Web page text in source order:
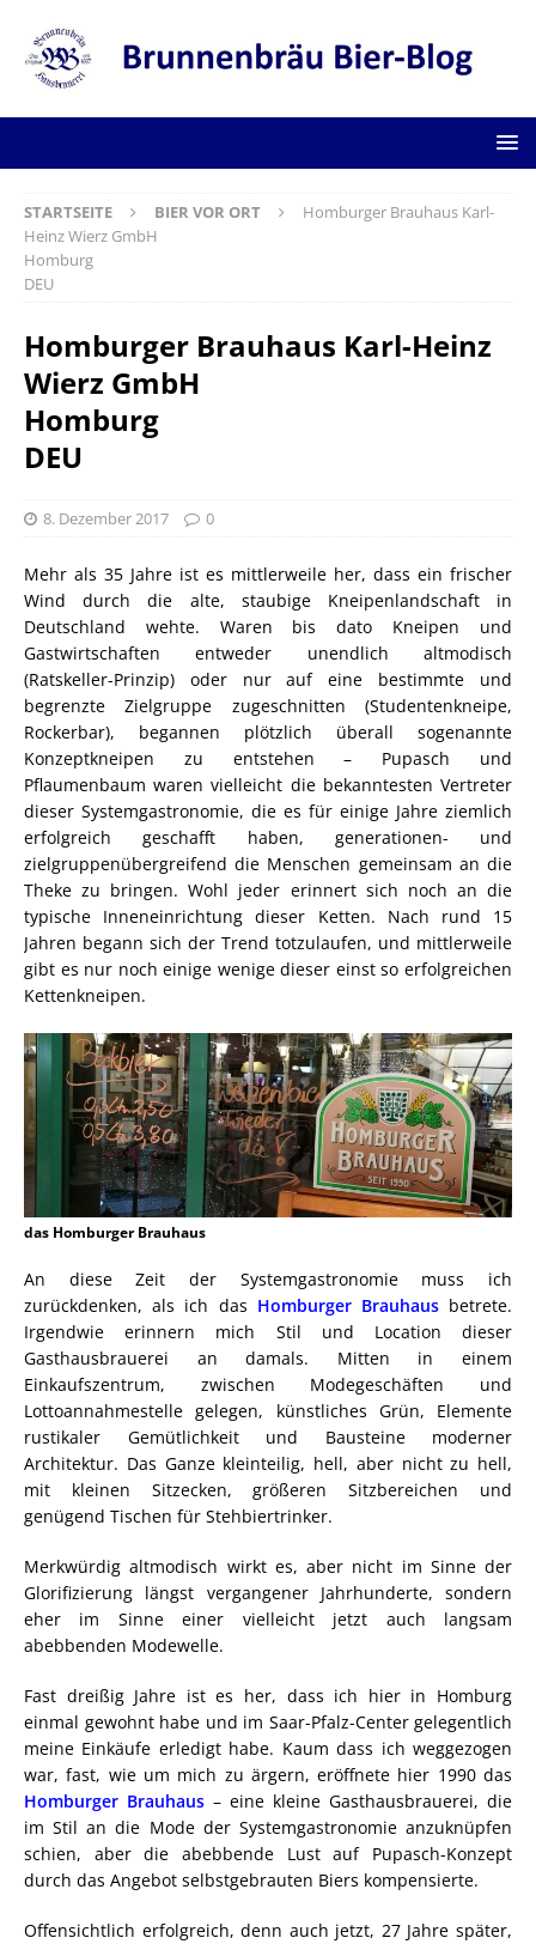
STARTSEITE BIER VOR ORT
Homburger Brauhaus Karl-
Heinz Wierz GmbH
Homburg
DEU
Homburger Brauhaus Karl-Heinz
Wierz GmbH
Homburg
DEU
8. Dezember 2017 0
Mehr als 35 Jahre ist es mittlerweile her, dass ein frischer
Wind durch die alte, staubige Kneipenlandschaft in
Deutschland wehte. Waren bis dato Kneipen und
Gastwirtschaften entweder unendlich altmodisch
(Ratskeller-Prinzip) oder nur auf eine bestimmte und
begrenzte Zielgruppe zugeschnitten (Studentenkneipe,
Rockerbar), begannen plötzlich überall sogenannte
Konzeptkneipen zu entstehen – Pupasch und
Pflaumenbaum waren vielleicht die bekanntesten Vertreter
dieser Systemgastronomie, die es für einige Jahre ziemlich
erfolgreich geschafft haben, generationen- und
zielgruppenübergreifend die Menschen gemeinsam an die
Theke zu bringen. Wohl jeder erinnert sich noch an die
typische Inneneinrichtung dieser Ketten. Nach rund 15
Jahren begann sich der Trend totzulaufen, und mittlerweile
gibt es nur noch einige wenige dieser einst so erfolgreichen
Kettenkneipen.
das Homburger Brauhaus
An diese Zeit der Systemgastronomie muss ich
zurückdenken, als ich das Homburger Brauhausbetrete.
Irgendwie erinnern mich Stil und Location dieser
Gasthausbrauerei an damals. Mitten in einem
Einkaufszentrum, zwischen Modegeschäften und
Lottoannahmestelle gelegen, künstliches Grün, Elemente
rustikaler Gemütlichkeit und Bausteine moderner
Architektur. Das Ganze kleinteilig, hell, aber nicht zu hell,
mit kleinen Sitzecken, größeren Sitzbereichen und
genügend Tischen für Stehbiertrinker.
Merkwürdig altmodisch wirkt es, aber nicht im Sinne der
Glorifizierung längst vergangener Jahrhunderte, sondern
eher im Sinne einer vielleicht jetzt auch langsam
abebbenden Modewelle.
Fast dreißig Jahre ist es her, dass ich hier in Homburg
einmal gewohnt habe und im Saar-Pfalz-Center gelegentlich
meine Einkäufe erledigt habe. Kaum dass ich weggezogen
war, fast, wie um mich zu ärgern, eröffnete hier 1990 das
Homburger Brauhaus – eine kleine Gasthausbrauerei, die
im Stil an die Mode der Systemgastronomie anzuknüpfen
schien, aber die abebbende Lust auf Pupasch-Konzept
durch das Angebot selbstgebrauten Biers kompensierte.
Offensichtlich erfolgreich, denn auch jetzt, 27 Jahre später,